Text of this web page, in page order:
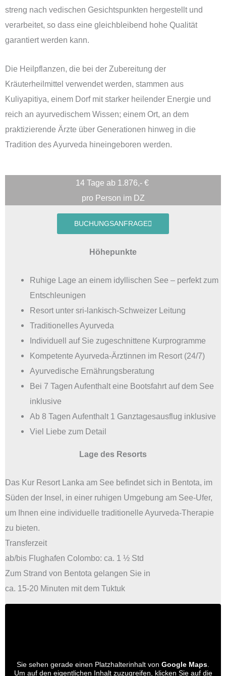
streng nach vedischen Gesichtspunkten hergestellt und
verarbeitet, so dass eine gleichbleibend hohe Qualität
garantiert werden kann.
Die Heilpflanzen, die bei der Zubereitung der
Kräuterheilmittel verwendet werden, stammen aus
Kuliyapitiya, einem Dorf mit starker heilender Energie und
reich an ayurvedischem Wissen; einem Ort, an dem
praktizierende Ärzte über Generationen hinweg in die
Tradition des Ayurveda hineingeboren werden.
14 Tage ab 1.876,- €
pro Person im DZ
BUCHUNGSANFRAGE
Höhepunkte
Ruhige Lage an einem idyllischen See – perfekt zum
Entschleunigen
Resort unter sri-lankisch-Schweizer Leitung
Traditionelles Ayurveda
Individuell auf Sie zugeschnittene Kurprogramme
Kompetente Ayurveda-Ärztinnen im Resort (24/7)
Ayurvedische Ernährungsberatung
Bei 7 Tagen Aufenthalt eine Bootsfahrt auf dem See
inklusive
Ab 8 Tagen Aufenthalt 1 Ganztagesausflug inklusive
Viel Liebe zum Detail
Lage des Resorts
Das Kur Resort Lanka am See befindet sich in Bentota, im
Süden der Insel, in einer ruhigen Umgebung am See-Ufer,
um Ihnen eine individuelle traditionelle Ayurveda-Therapie
zu bieten.
Transferzeit
ab/bis Flughafen Colombo: ca. 1 ½ Std
Zum Strand von Bentota gelangen Sie in
ca. 15-20 Minuten mit dem Tuktuk
Sie sehen gerade einen Platzhalterinhalt von Google Maps.
Um auf den eigentlichen Inhalt zuzugreifen, klicken Sie auf die